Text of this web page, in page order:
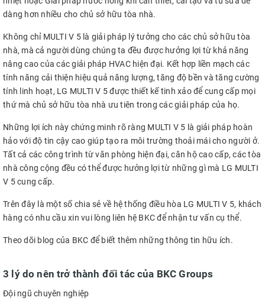
dàng hơn nhiều cho chủ sở hữu tòa nhà.
Không chỉ MULTI V 5 là giải pháp lý tưởng cho các chủ sở hữu tòa
nhà, mà cả người dùng chúng ta đều được hưởng lợi từ khả năng
nâng cao của các giải pháp HVAC hiện đại. Kết hợp liền mạch các
tính năng cải thiện hiệu quả năng lượng, tăng độ bền và tăng cường
tính linh hoạt, LG MULTI V 5 được thiết kế tinh xảo để cung cấp mọi
thứ mà chủ sở hữu tòa nhà ưu tiên trong các giải pháp của họ.
Những lợi ích này chứng minh rõ ràng MULTI V 5 là giải pháp hoàn
hảo với độ tin cậy cao giúp tạo ra môi trường thoải mái cho người ở.
Tất cả các công trình từ văn phòng hiện đại, căn hộ cao cấp, các tòa
nhà công cộng đều có thể được hưởng lợi từ những gì mà LG MULTI
V 5 cung cấp.
Trên đây là một số chia sẻ về hệ thống điều hòa LG MULTI V 5, khách
hàng có nhu cầu xin vui lòng liên hệ BKC để nhận tư vấn cụ thể.
Theo dõi blog của BKC để biết thêm những thông tin hữu ích.
3 lý do nên trở thành đối tác của BKC Groups
Đội ngũ chuyên nghiệp